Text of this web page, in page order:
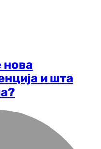
нова
и шта